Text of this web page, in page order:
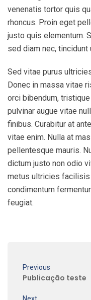
venenatis tortor quis
rhoncus. Proin eget
justo quis elementum.
sed diam nec,
Sed vitae purus
Donec in massa vitae
orci bibendum,
pulvinar augue vitae
finibus. Curabitur at
vitae enim. Nulla at
pellentesque mauris.
dictum justo non odio
metus ultricies facilisis
condimentum
feugiat.
Previous
Publicação teste